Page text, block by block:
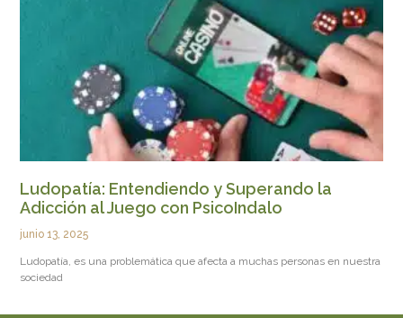
Ludopatía: Entendiendo y Superando la
Adicción al Juego con PsicoIndalo
junio 13, 2025
Ludopatía, es una problemática que afecta a muchas personas en nuestra
sociedad